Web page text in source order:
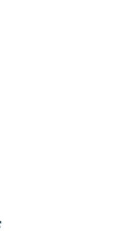
(External Link)